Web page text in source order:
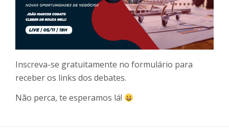
Inscreva-se gratuitamente no formulário para
receber os links dos debates.
Não perca, te esperamos lá!